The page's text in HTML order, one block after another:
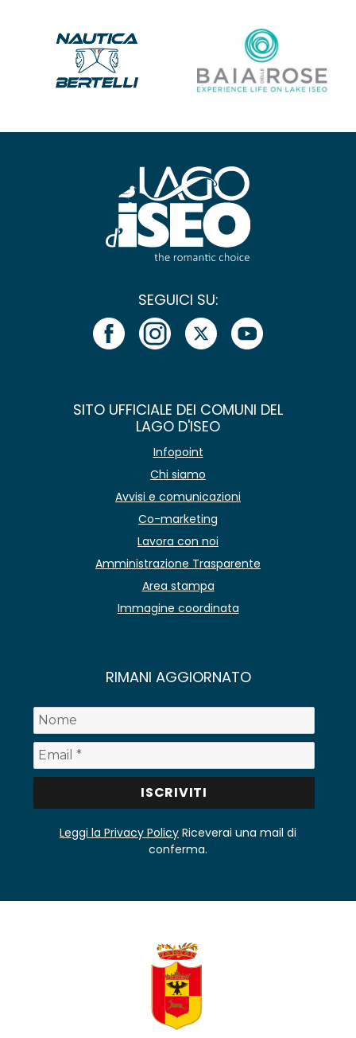
SEGUICI SU:
SITO UFFICIALE DEI COMUNI DEL
LAGO D'ISEO
Infopoint
Chi siamo
Avvisi e comunicazioni
Co-marketing
Lavora con noi
Amministrazione Trasparente
Area stampa
Immagine coordinata
RIMANI AGGIORNATO
Leggi la Privacy Policy Riceverai una mail di
conferma.